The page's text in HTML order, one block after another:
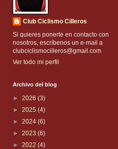
Club Ciclismo Cilleros
Si quieres ponerte en contacto con
nosotros, escríbenos un e-mail a
clubciclismocilleros@gmail.com
Ver todo mi perfil
Archivo del blog
► 2026 (3)
► 2025 (4)
► 2024 (6)
► 2023 (6)
► 2022 (4)